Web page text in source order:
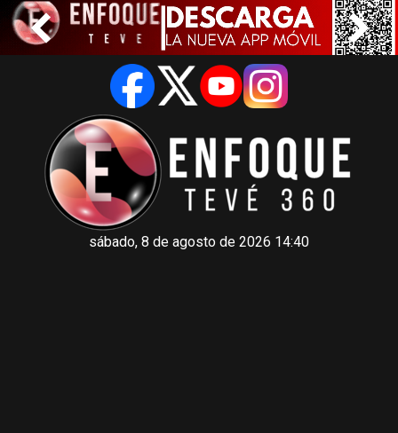
sábado, 8 de agosto de 2026 14:40